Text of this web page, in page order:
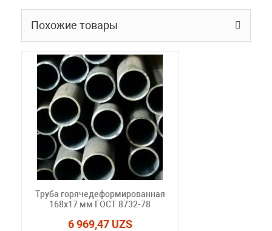
Похожие товары
Труба горячедеформированная
168х17 мм ГОСТ 8732-78
6 969,47 UZS